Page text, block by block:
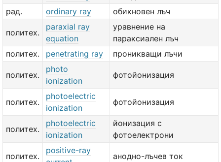
рад.
ordinary ray обикновен лъч
политех.
paraxial ray
equation
уравнение на
параксиален лъч
политех.
penetrating ray проникващи лъчи
политех.
photo
ionization
фотойонизация
политех.
photoelectric
ionization
фотойонизация
политех.
photoelectric
ionization
йонизация с
фотоелектрони
политех.
positive-ray
анодно-лъчев ток